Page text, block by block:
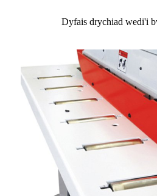
Dyfais drychiad wedi'i